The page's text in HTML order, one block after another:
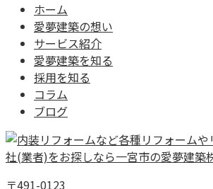
ホーム
愛夢建築の想い
サービス紹介
愛夢建築を知る
採用を知る
コラム
ブログ
〒491-0123